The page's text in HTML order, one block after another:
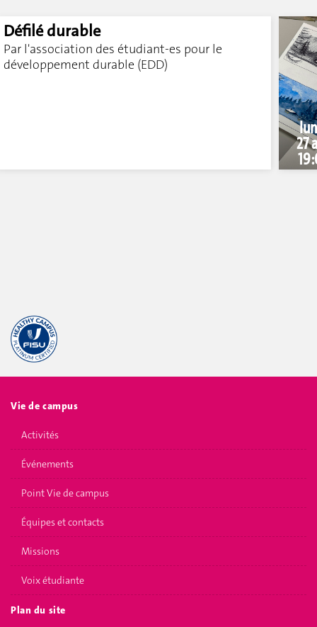
Défilé durable
Par l'association des étudiant-es pour le
développement durable (EDD)
27
Vie de campus
Activités
Événements
Point Vie de campus
Équipes et contacts
Missions
Voix étudiante
Plan du site